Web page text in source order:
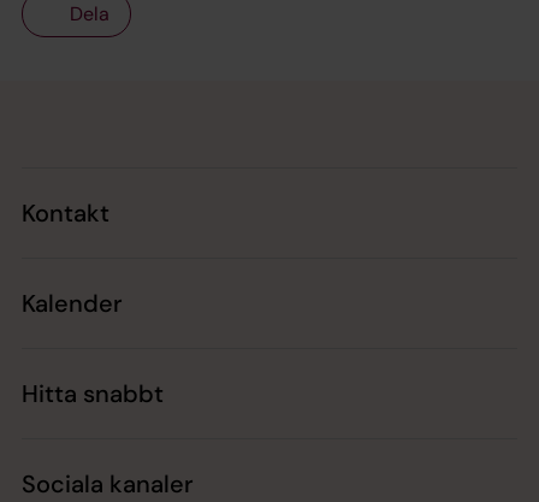
Dela
Kontakt
Kalender
Hitta snabbt
Sociala kanaler